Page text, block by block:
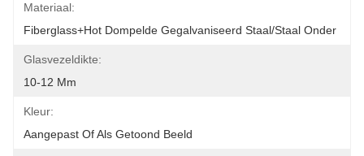
Materiaal:
Fiberglass+Hot Dompelde Gegalvaniseerd Staal/Staal Onder
Glasvezeldikte:
10-12 Mm
Kleur:
Aangepast Of Als Getoond Beeld